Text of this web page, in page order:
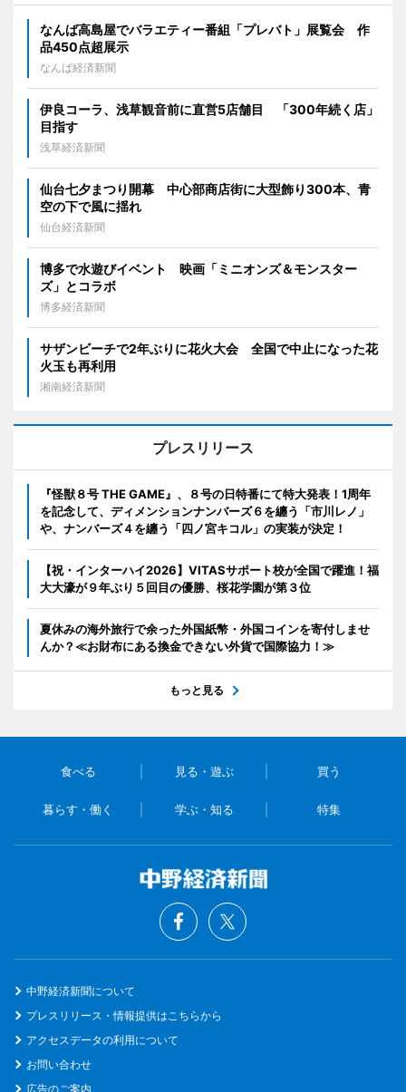
なんば高島屋でバラエティー番組「プレバト」展覧会 作
品450点超展示
なんば経済新聞
伊良コーラ、浅草観音前に直営5店舗目 「300年続く店」
目指す
浅草経済新聞
仙台七夕まつり開幕 中心部商店街に大型飾り300本、青
空の下で風に揺れ
仙台経済新聞
博多で水遊びイベント 映画「ミニオンズ＆モンスター
ズ」とコラボ
博多経済新聞
サザンビーチで2年ぶりに花火大会 全国で中止になった花
火玉も再利用
湘南経済新聞
プレスリリース
『怪獣８号 THE GAME』、８号の日特番にて特大発表！1周年
を記念して、ディメンションナンバーズ６を纏う「市川レノ」
や、ナンバーズ４を纏う「四ノ宮キコル」の実装が決定！
【祝・インターハイ2026】VITASサポート校が全国で躍進！福
大大濠が９年ぶり５回目の優勝、桜花学園が第３位
夏休みの海外旅行で余った外国紙幣・外国コインを寄付しませ
んか？≪お財布にある換金できない外貨で国際協力！≫
もっと見る
食べる 見る・遊ぶ 買う
暮らす・働く 学ぶ・知る 特集
中野経済新聞について
プレスリリース・情報提供はこちらから
アクセスデータの利用について
お問い合わせ
広告のご案内